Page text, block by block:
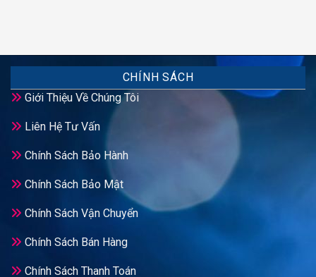
CHÍNH SÁCH
Giới Thiệu Về Chúng Tôi
Liên Hệ Tư Vấn
Chính Sách Bảo Hành
Chính Sách Bảo Mật
Chính Sách Vận Chuyển
Chính Sách Bán Hàng
Chính Sách Thanh Toán